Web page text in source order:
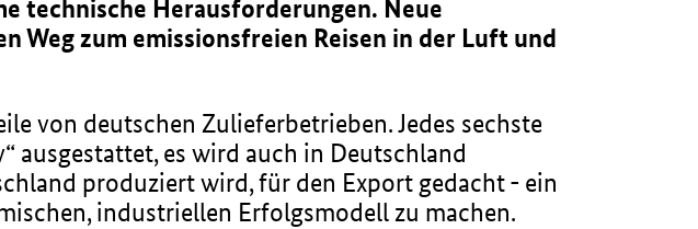
technische Herausforderungen. Neue
Weg zum emissionsfreien Reisen in der Luft und
von deutschen Zulieferbetrieben. Jedes sechste
ausgestattet, es wird auch in Deutschland
produziert wird, für den Export gedacht - ein
industriellen Erfolgsmodell zu machen.